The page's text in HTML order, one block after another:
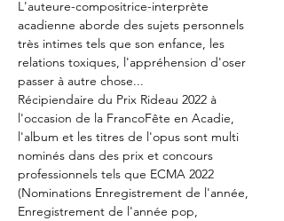
L'auteure-compositrice-interprète
acadienne aborde des sujets personnels
très intimes tels que son enfance, les
relations toxiques, l'appréhension d'oser
passer à autre chose...
Récipiendaire du Prix Rideau 2022 à
l'occasion de la FrancoFête en Acadie,
l'album et les titres de l'opus sont multi
nominés dans des prix et concours
professionnels tels que ECMA 2022
(Nominations Enregistrement de l'année,
Enregistrement de l'année pop,